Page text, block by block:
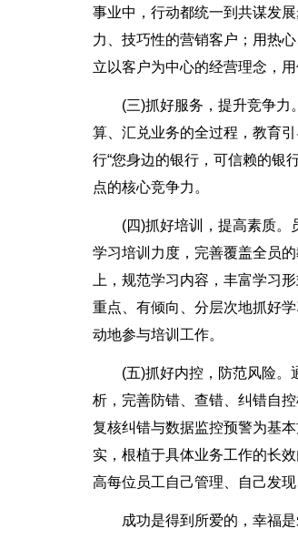
事业中，行动都统一到共谋发
力、技巧性的营销客户；用热
立以客户为中心的经营理念，
(三)抓好服务，提升竞争
算、汇兑业务的全过程，教育
行“您身边的银行，可信赖的银
点的核心竞争力。
(四)抓好培训，提高素质
学习培训力度，完善覆盖全员
上，规范学习内容，丰富学习
重点、有倾向、分层次地抓好
动地参与培训工作。
(五)抓好内控，防范风险
析，完善防错、查错、纠错自
复核纠错与数据监控预警为基
实，根植于具体业务工作的长
高每位员工自己管理、自己发
成功是得到所爱的，幸福